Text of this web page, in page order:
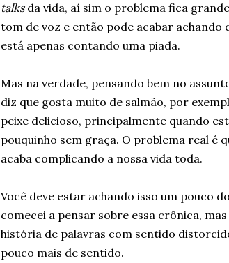
talks da vida, aí sim o problema fica
tom de voz e então pode acabar achando
está apenas contando uma piada.
Mas na verdade, pensando bem no
diz que gosta muito de salmão, por
peixe delicioso, principalmente quando
pouquinho sem graça. O problema real é
acaba complicando a nossa vida toda.
Você deve estar achando isso um pouco
comecei a pensar sobre essa crônica,
história de palavras com sentido
pouco mais de sentido.